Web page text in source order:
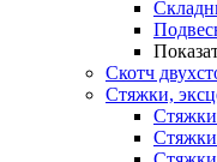
Скотч
Стяжки,
Стяжки